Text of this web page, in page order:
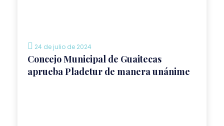
24 de julio de 2024
Concejo Municipal de Guaitecas
aprueba Pladetur de manera unánime